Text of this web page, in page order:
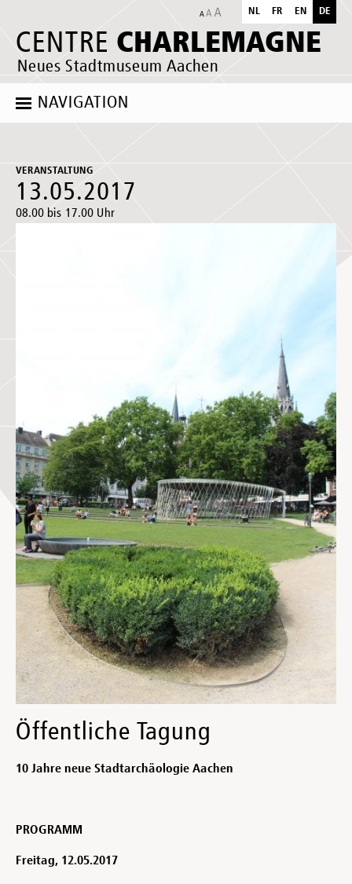
CENTRE CHARLEMAGNE
Neues Stadtmuseum Aachen
NL FR EN DE
NAVIGATION
VERANSTALTUNG
13.05.2017
08.00 bis 17.00 Uhr
Öffentliche Tagung
10 Jahre neue Stadtarchäologie Aachen
PROGRAMM
Freitag, 12.05.2017